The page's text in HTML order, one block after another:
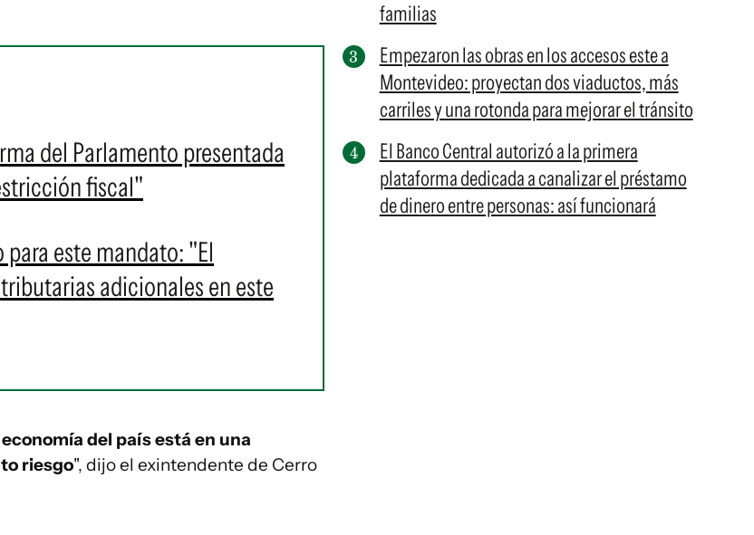
del Parlamento presentada
fiscal"
para este mandato: "El
adicionales en este
del país está en una
riesgo", dijo el exintendente de Cerro
familias
Empezaron las obras en los accesos este a
Montevideo: proyectan dos viaductos, más
carriles y una rotonda para mejorar el tránsito
El Banco Central autorizó a la primera
plataforma dedicada a canalizar el préstamo
de dinero entre personas: así funcionará